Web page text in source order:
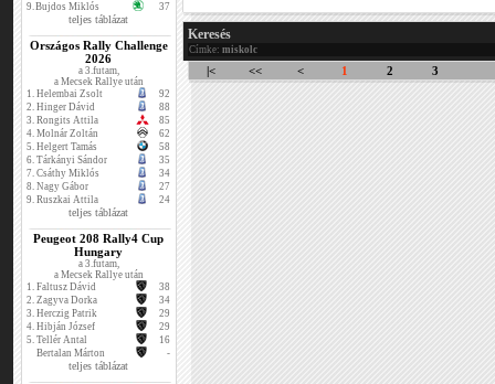
9.Bujdos Miklós 37
teljes táblázat
Országos Rally Challenge
2026
a 3.futam,
a Mecsek Rallye után
1. Helembai Zsolt
92
2. Hinger Dávid
88
3. Rongits Attila
85
4. Molnár Zoltán
62
5. Helgert Tamás
58
6. Tárkányi Sándor
35
7. Csáthy Miklós
34
8. Nagy Gábor
27
9. Ruszkai Attila 24
teljes táblázat
Peugeot 208 Rally4 Cup
Hungary
a 3.futam,
a Mecsek Rallye után
1. Faltusz Dávid
38
2. Zagyva Dorka
34
3. Herczig Patrik
29
4. Hibján József
29
5. Tellér Antal
16
Bertalan Márton
-
teljes táblázat
Keresés
Címke: miskolc
|< << < 1 2 3